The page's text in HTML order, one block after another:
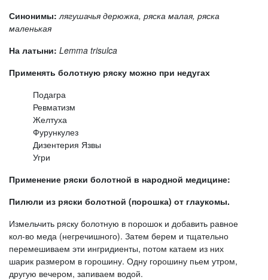
Синонимы:лягушачья дерюжка, ряска малая, ряска
маленькая
На латыни: Lemma trisulca
Применять болотную ряску можно при недугах
Подагра
Ревматизм
Желтуха
Фурункулез
Дизентерия Язвы
Угри
Применение ряски болотной в народной медицине:
Пилюли из ряски болотной (порошка) от глаукомы.
Измельчить ряску болотную в порошок и добавить равное
кол-во меда (негречишного). Затем берем и тщательно
перемешиваем эти ингридиенты, потом катаем из них
шарик размером в горошину. Одну горошину пьем утром,
другую вечером, запиваем водой.